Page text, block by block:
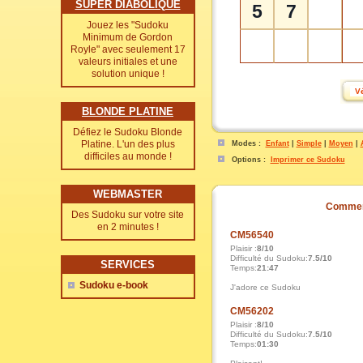
SUPER DIABOLIQUE
Jouez les "Sudoku
Minimum de Gordon
Royle" avec seulement 17
valeurs initiales et une
solution unique !
BLONDE PLATINE
Défiez le Sudoku Blonde
Platine. L'un des plus
difficiles au monde !
WEBMASTER
Des Sudoku sur votre site
en 2 minutes !
SERVICES
Sudoku e-book
5 7
Modes : Enfant| Simple| Moyen
Options :
Imprimer ce Sudoku
CM56540
Plaisir :8/10
Difficulté du Sudoku:7.5/10
Temps:21:47
J'adore ce Sudoku
CM56202
Plaisir :8/10
Difficulté du Sudoku:7.5/10
Temps:01:30